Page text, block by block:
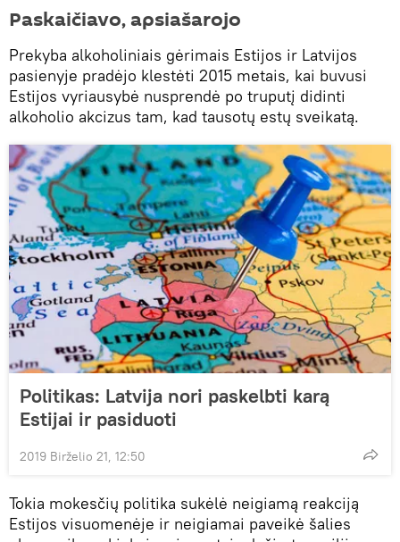
Paskaičiavo, apsiašarojo
Prekyba alkoholiniais gėrimais Estijos ir Latvijos
pasienyje pradėjo klestėti 2015 metais, kai buvusi
Estijos vyriausybė nusprendė po truputį didinti
alkoholio akcizus tam, kad tausotų estų sveikatą.
Politikas: Latvija nori paskelbti karą
Estijai ir pasiduoti
2019 Birželio 21, 12:50
Tokia mokesčių politika sukėlė neigiamą reakciją
Estijos visuomenėje ir neigiamai paveikė šalies